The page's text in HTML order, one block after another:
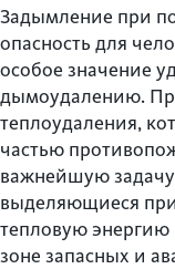
Задымление при
опасность для
особое значение
дымоудалению.
теплоудаления,
частью
важнейшую
выделяющиеся
тепловую энергию
зоне запасных и